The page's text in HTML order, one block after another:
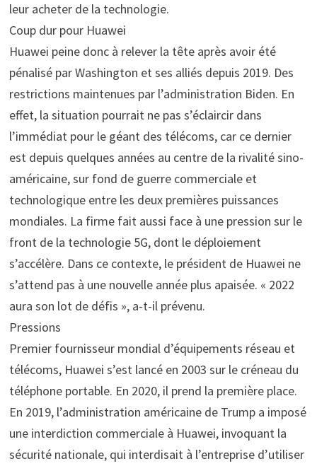
leur acheter de la technologie.
Coup dur pour Huawei
Huawei peine donc à relever la tête après avoir été
pénalisé par Washington et ses alliés depuis 2019. Des
restrictions maintenues par l’administration Biden. En
effet, la situation pourrait ne pas s’éclaircir dans
l’immédiat pour le géant des télécoms, car ce dernier
est depuis quelques années au centre de la rivalité sino-
américaine, sur fond de guerre commerciale et
technologique entre les deux premières puissances
mondiales. La firme fait aussi face à une pression sur le
front de la technologie 5G, dont le déploiement
s’accélère. Dans ce contexte, le président de Huawei ne
s’attend pas à une nouvelle année plus apaisée. « 2022
aura son lot de défis », a-t-il prévenu.
Pressions
Premier fournisseur mondial d’équipements réseau et
télécoms, Huawei s’est lancé en 2003 sur le créneau du
téléphone portable. En 2020, il prend la première place.
En 2019, l’administration américaine de Trump a imposé
une interdiction commerciale à Huawei, invoquant la
sécurité nationale, qui interdisait à l’entreprise d’utiliser